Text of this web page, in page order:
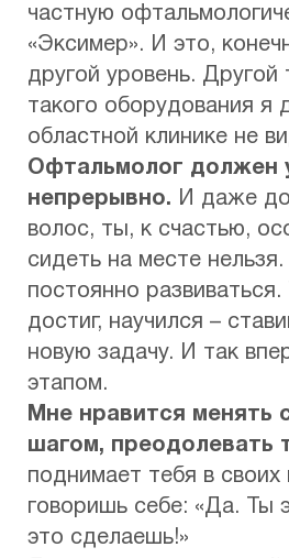
частную
«Эксимер». И это,
другой уровень.
такого оборудования я
областной клинике не
Офтальмолог должен
непрерывно. И даже
волос, ты, к счастью,
сидеть на месте
постоянно развиваться.
достиг, научился –
новую задачу. И так
этапом.
Мне нравится менять
шагом, преодолевать
поднимает тебя в своих
говоришь себе: «Да. Ты
это сделаешь!»